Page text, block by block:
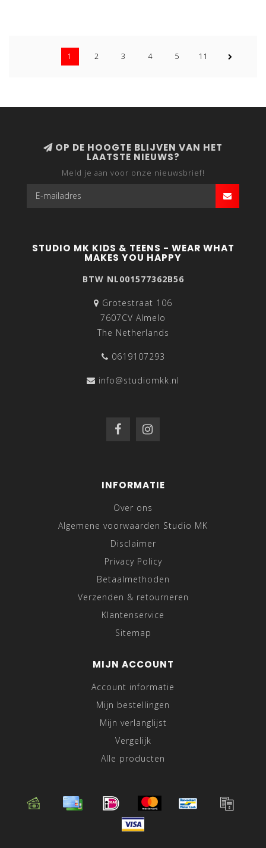
1 2 3 4 5 11
OP DE HOOGTE BLIJVEN VAN HET
LAATSTE NIEUWS?
Meld je aan voor onze nieuwsbrief!
STUDIO MK KIDS & TEENS - WEAR WHAT
MAKES YOU HAPPY
BTW NL001577362B56
Grotestraat 106
7607CV Almelo
The Netherlands
0619107293
info@studiomkk.nl
INFORMATIE
Over ons
Algemene voorwaarden Studio MK
Disclaimer
Privacy Policy
Betaalmethoden
Verzenden & retourneren
Klantenservice
Sitemap
MIJN ACCOUNT
Account informatie
Mijn bestellingen
Mijn verlanglijst
Vergelijk
Alle producten